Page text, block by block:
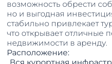
возможность обрести
но и выгодная
стабильно привлекает
что открывает отличные
недвижимости в аренду.​​​​​​​
Расположение: